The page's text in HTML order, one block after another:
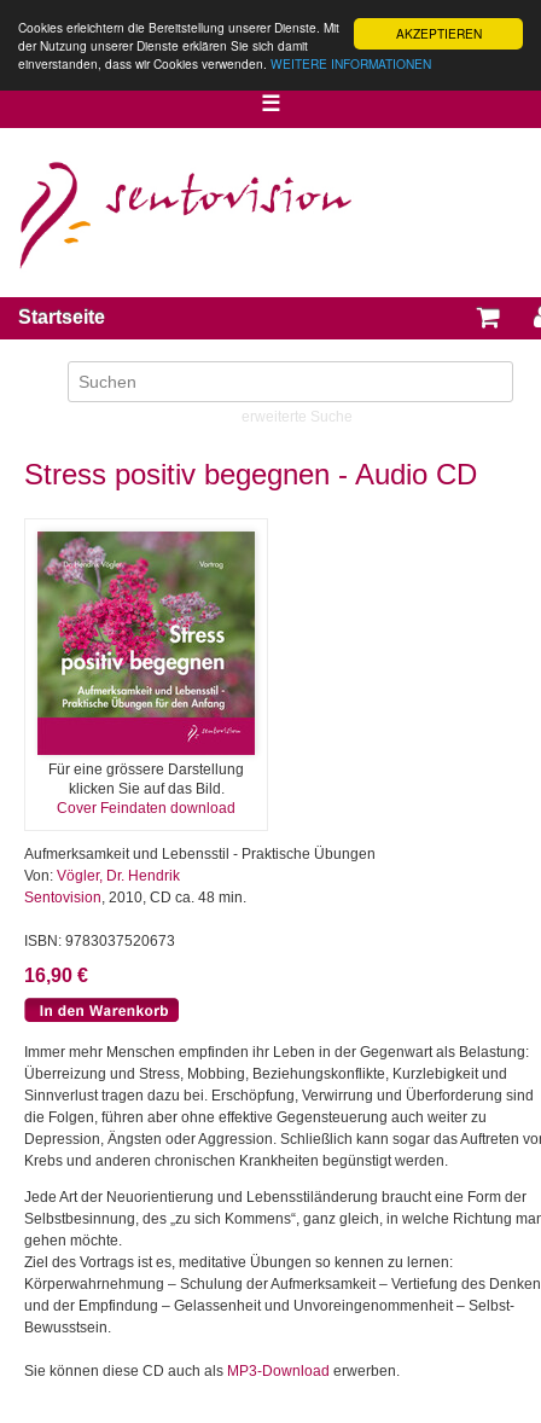
AKZEPTIEREN
Cookies erleichtern die Bereitstellung unserer Dienste. Mit
der Nutzung unserer Dienste erklären Sie sich damit
einverstanden, dass wir Cookies verwenden. WEITERE INFORMATIONEN
☰
Startseite
erweiterte Suche
Stress positiv begegnen - Audio CD
Für eine grössere Darstellung
klicken Sie auf das Bild.
Cover Feindaten download
Aufmerksamkeit und Lebensstil - Praktische Übungen
Von: Vögler, Dr. Hendrik
Sentovision, 2010, CD ca. 48 min.
ISBN: 9783037520673
16,90 €
Immer mehr Menschen empfinden ihr Leben in der Gegenwart als Belastung:
Überreizung und Stress, Mobbing, Beziehungskonflikte, Kurzlebigkeit und
Sinnverlust tragen dazu bei. Erschöpfung, Verwirrung und Überforderung sind
die Folgen, führen aber ohne effektive Gegensteuerung auch weiter zu
Depression, Ängsten oder Aggression. Schließlich kann sogar das Auftreten
Krebs und anderen chronischen Krankheiten begünstigt werden.
Jede Art der Neuorientierung und Lebensstiländerung braucht eine Form der
Selbstbesinnung, des „zu sich Kommens“, ganz gleich, in welche Richtung
gehen möchte.
Ziel des Vortrags ist es, meditative Übungen so kennen zu lernen:
Körperwahrnehmung – Schulung der Aufmerksamkeit – Vertiefung des
und der Empfindung – Gelassenheit und Unvoreingenommenheit – Selbst-
Bewusstsein.
Sie können diese CD auch als MP3-Download erwerben.